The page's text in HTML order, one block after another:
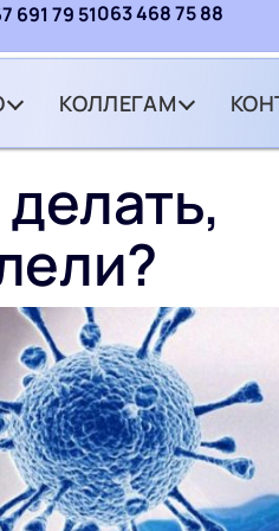
691 79 51063 468 75 88
КОЛЛЕГАМ